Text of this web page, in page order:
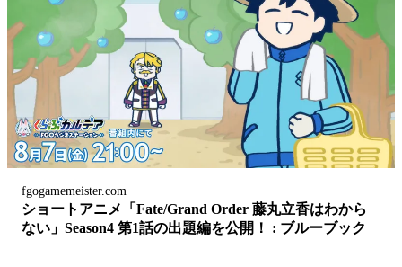
fgogamemeister.com
ショートアニメ「Fate/Grand Order 藤丸立香はわから
ない」Season4 第1話の出題編を公開！ : ブルーブック